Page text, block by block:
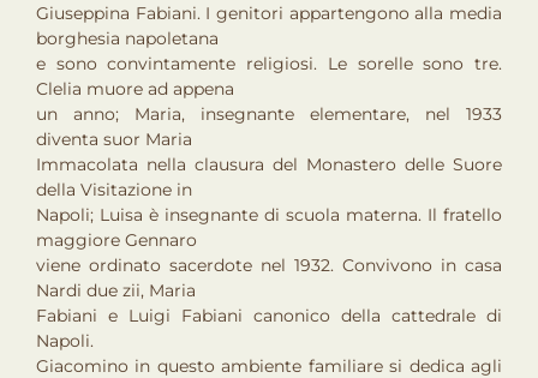
Giuseppina Fabiani. I genitori appartengono alla media
borghesia napoletana
e sono convintamente religiosi. Le sorelle sono tre.
Clelia muore ad appena
un anno; Maria, insegnante elementare, nel 1933
diventa suor Maria
Immacolata nella clausura del Monastero delle Suore
della Visitazione in
Napoli; Luisa è insegnante di scuola materna. Il fratello
maggiore Gennaro
viene ordinato sacerdote nel 1932. Convivono in casa
Nardi due zii, Maria
Fabiani e Luigi Fabiani canonico della cattedrale di
Napoli.
Giacomino in questo ambiente familiare si dedica agli